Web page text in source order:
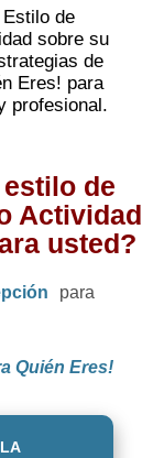
de
sobre su
de
Eres! para
profesional.
de
Actividad
usted?
para
Quién Eres!